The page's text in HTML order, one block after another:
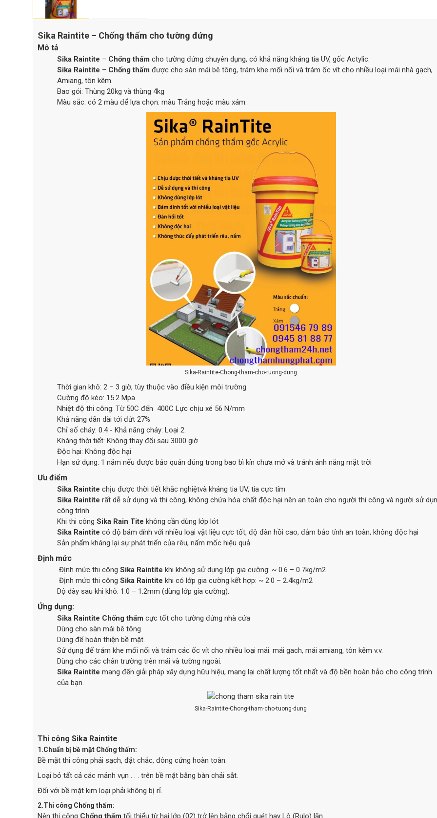
Sika Raintite – Chống thấm cho tường đứng
Mô tả
Sika Raintite – Chống thấm cho tường đứng chuyên dụng, có khả năng kháng tia UV, gốc Actylic.
Sika Raintite – Chống thấm được cho sàn mái bê tông, trám khe mối nối và trám ốc vít cho nhiều loại mái nhà gạch,
Amiang, tôn kẽm.
Bao gói: Thùng 20kg và thùng 4kg
Màu sắc: có 2 màu để lựa chọn: màu Trắng hoặc màu xám.
Sika-Raintite-Chong-tham-cho-tuong-dung
Thời gian khô: 2 – 3 giờ, tùy thuộc vào điều kiện môi trường
Cường độ kéo: 15.2 Mpa
Nhiệt độ thi công: Từ 50C đến 400C Lực chịu xé 56 N/mm
Khả năng dãn dài tới đứt 27%
Chỉ số cháy: 0.4 - Khả năng cháy: Loại 2.
Kháng thời tiết: Không thay đổi sau 3000 giờ
Độc hại: Không độc hại
Hạn sử dụng: 1 năm nếu được bảo quản đúng trong bao bì kín chưa mở và tránh ánh nắng mặt trời
Ưu điểm
Sika Raintite chịu được thời tiết khắc nghiệtvà kháng tia UV, tia cực tím
Sika Raintite rất dễ sử dụng và thi công, không chứa hóa chất độc hại nên an toàn cho người thi công và người sử
công trình
Khi thi công Sika Rain Tite không cần dùng lớp lót
Sika Raintite có độ bám dính với nhiều loại vật liệu cực tốt, độ đàn hồi cao, đảm bảo tính an toàn, không độc hại
Sản phẩm kháng lại sự phát triển của rêu, nấm mốc hiệu quả
Định mức
Định mức thi công Sika Raintite khi không sử dụng lớp gia cường: ~ 0.6 – 0.7kg/m2
Định mức thi công Sika Raintite khi có lớp gia cường kết hợp: ~ 2.0 – 2.4kg/m2
Dộ dày sau khi khô: 1.0 – 1.2mm (dùng lớp gia cường).
Ứng dụng:
Sika Raintite Chống thấm cực tốt cho tường đứng nhà cửa
Dùng cho sàn mái bê tông.
Dùng để hoàn thiện bề mặt.
Sử dụng để trám khe mối nối và trám các ốc vít cho nhiều loại mái: mái gach, mái amiang, tôn kẽm v.v.
Dùng cho các chân trường trên mái và tường ngoài.
Sika Raintite mang đến giải pháp xây dựng hữu hiệu, mang lại chất lượng tốt nhất và độ bền hoàn hảo cho công trình
của bạn.
Sika-Raintite-Chong-tham-cho-tuong-dung
Thi công Sika Raintite
1.Chuẩn bị bề mặt Chống thấm:
Bề mặt thi công phải sạch, đặt chắc, đông cứng hoàn toàn.
Loại bỏ tất cả các mảnh vụn . . . trên bề mặt bằng bàn chải sắt.
Đối với bề mặt kim loại phải không bị rỉ.
2.Thi công Chống thấm:
Nên thi công Chống thấm tối thiểu từ hai lớp (02) trở lên bằng chổi quét hay Lô (Rulo) lăn.